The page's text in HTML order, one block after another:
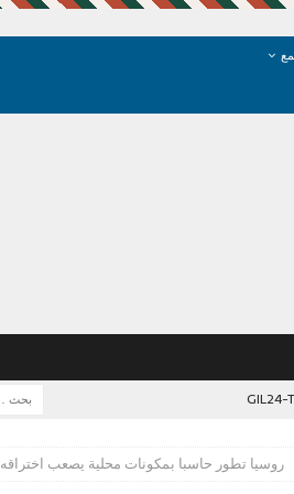
روسيا تطور حاسبا بمكونات محلية يصعب اختراقه